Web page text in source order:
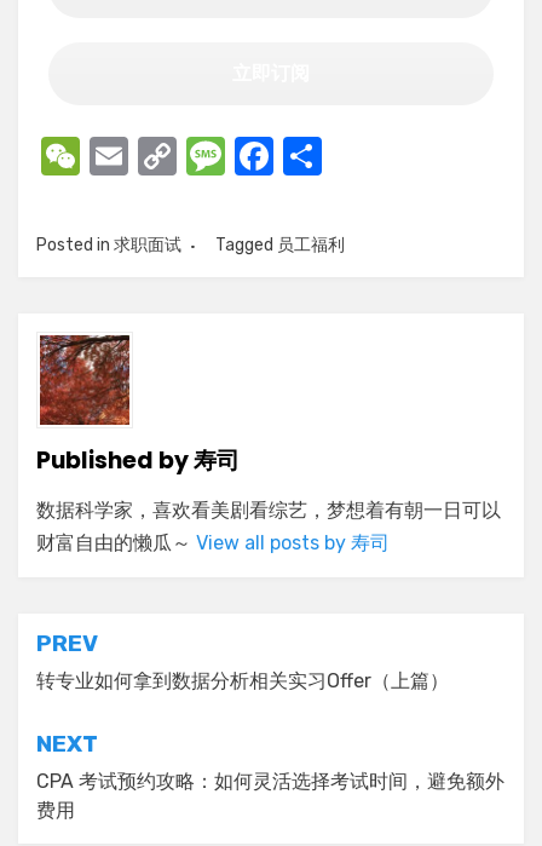
W
C
E
ail
C
p
M
ss
F
c
ar
Posted in 求职面试 Tagged 员工福利
Published by寿司
数据科学家，喜欢看美剧看综艺，梦想着有朝一日可以
财富自由的懒瓜～ View all posts by 寿司
Post
navigation
PREV
转专业如何拿到数据分析相关实习Offer（上篇）
NEXT
CPA 考试预约攻略：如何灵活选择考试时间，避免额外
费用